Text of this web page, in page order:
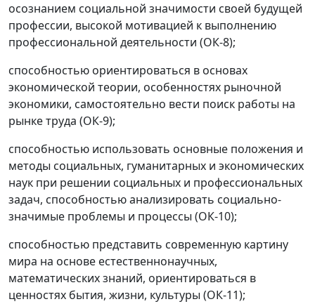
осознанием социальной значимости своей будущей
профессии, высокой мотивацией к выполнению
профессиональной деятельности (ОК-8);
способностью ориентироваться в основах
экономической теории, особенностях рыночной
экономики, самостоятельно вести поиск работы на
рынке труда (ОК-9);
способностью использовать основные положения и
методы социальных, гуманитарных и экономических
наук при решении социальных и профессиональных
задач, способностью анализировать социально-
значимые проблемы и процессы (ОК-10);
способностью представить современную картину
мира на основе естественнонаучных,
математических знаний, ориентироваться в
ценностях бытия, жизни, культуры (ОК-11);